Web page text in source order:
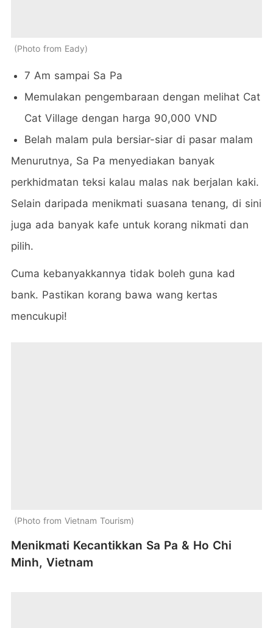
Photo from Eady
7 Am sampai Sa Pa
Memulakan pengembaraan dengan melihat Cat
Cat Village dengan harga 90,000 VND
Belah malam pula bersiar-siar di pasar malam
Menurutnya, Sa Pa menyediakan banyak
perkhidmatan teksi kalau malas nak berjalan kaki.
Selain daripada menikmati suasana tenang, di sini
juga ada banyak kafe untuk korang nikmati dan
pilih.
Cuma kebanyakkannya tidak boleh guna kad
bank. Pastikan korang bawa wang kertas
mencukupi!
Photo from Vietnam Tourism
Menikmati Kecantikkan Sa Pa & Ho Chi
Minh, Vietnam